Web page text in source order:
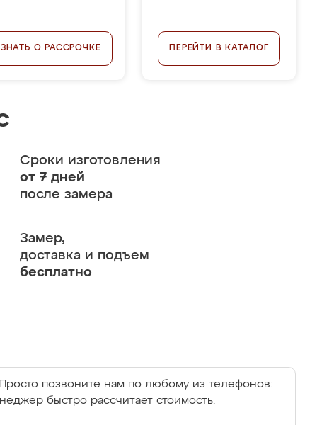
О РАССРОЧКЕ ПЕРЕЙТИ В КАТАЛОГ
Сроки изготовления
от 7 дней
после замера
Замер,
доставка и подъем
бесплатно
позвоните нам по любому из телефонов:
быстро рассчитает стоимость.